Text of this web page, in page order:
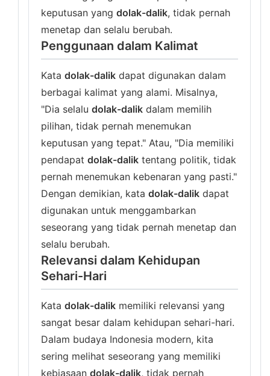
keputusan yang dolak-dalik, tidak pernah
menetap dan selalu berubah.
Penggunaan dalam Kalimat
Kata dolak-dalik dapat digunakan dalam
berbagai kalimat yang alami. Misalnya,
"Dia selalu dolak-dalik dalam memilih
pilihan, tidak pernah menemukan
keputusan yang tepat." Atau, "Dia memiliki
pendapat dolak-dalik tentang politik, tidak
pernah menemukan kebenaran yang pasti."
Dengan demikian, kata dolak-dalik dapat
digunakan untuk menggambarkan
seseorang yang tidak pernah menetap dan
selalu berubah.
Relevansi dalam Kehidupan
Sehari-Hari
Kata dolak-dalik memiliki relevansi yang
sangat besar dalam kehidupan sehari-hari.
Dalam budaya Indonesia modern, kita
sering melihat seseorang yang memiliki
kebiasaan dolak-dalik, tidak pernah